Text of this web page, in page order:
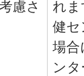
慮さ
れ
健
場合
ン